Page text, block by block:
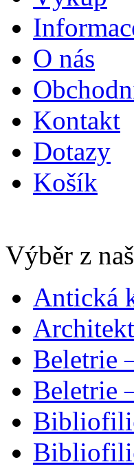
O nás
Kontakt
Dotazy
Košík
Výběr z
Antická
Beletrie
Beletrie